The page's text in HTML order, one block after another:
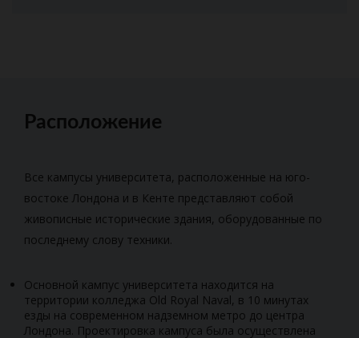
Расположение
Все кампусы университета, расположенные на юго-
востоке Лондона и в Кенте представляют собой
живописные исторические здания, оборудованные по
последнему слову техники.
Основной кампус университета находится на
территории колледжа Old Royal Naval, в 10 минутах
езды на современном надземном метро до центра
Лондона. Проектировка кампуса была осуществлена